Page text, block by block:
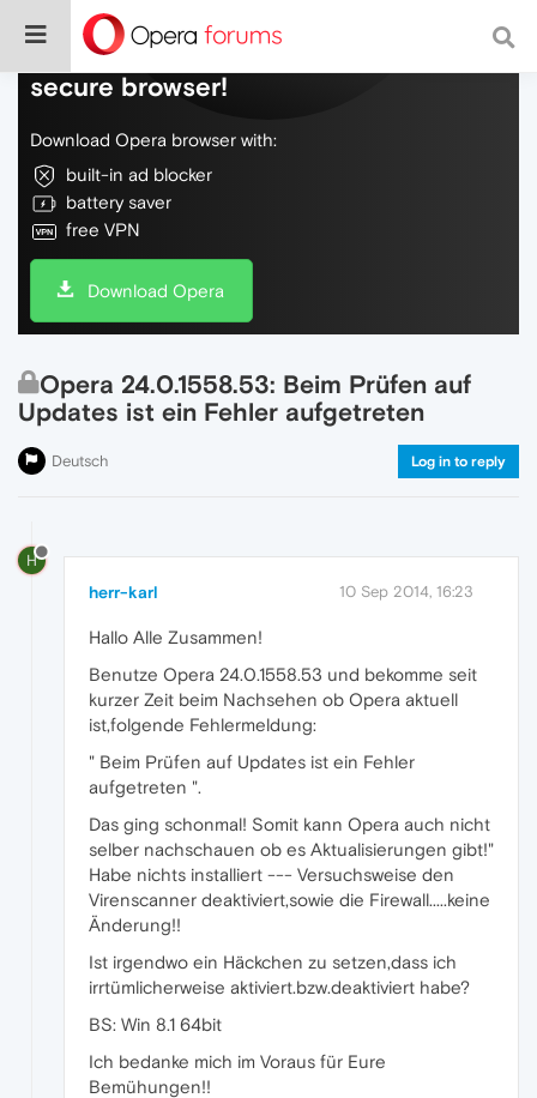
Do more on the web, with a fast and
secure browser!
Download Opera browser with:
built-in ad blocker
battery saver
free VPN
Download Opera
Opera 24.0.1558.53: Beim Prüfen auf
Updates ist ein Fehler aufgetreten
Deutsch Log in to reply
H
herr-karl 10 Sep 2014, 16:23
Hallo Alle Zusammen!
Benutze Opera 24.0.1558.53 und bekomme seit
kurzer Zeit beim Nachsehen ob Opera aktuell
ist,folgende Fehlermeldung:
" Beim Prüfen auf Updates ist ein Fehler
aufgetreten ".
Das ging schonmal! Somit kann Opera auch nicht
selber nachschauen ob es Aktualisierungen gibt!"
Habe nichts installiert --- Versuchsweise den
Virenscanner deaktiviert,sowie die Firewall.....keine
Änderung!!
Ist irgendwo ein Häckchen zu setzen,dass ich
irrtümlicherweise aktiviert.bzw.deaktiviert habe?
BS: Win 8.1 64bit
Ich bedanke mich im Voraus für Eure
Bemühungen!!